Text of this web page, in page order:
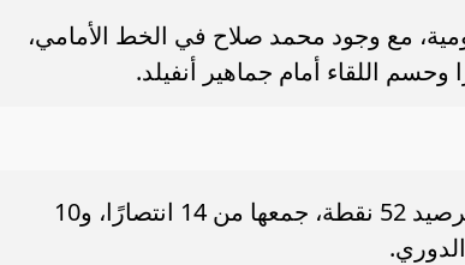
مع وجود محمد صلاح في الخط الأمامي،
اللقاء أمام جماهير أنفيلد.
يدخل برينتفورد المباراة وهو في المركز التاسع برصيد 52 نقطة، جمعها من 14 انتصارًا، و10